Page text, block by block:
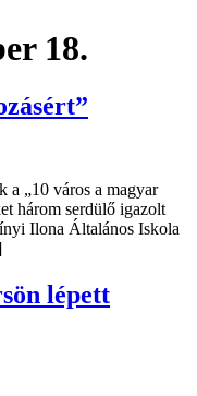
18.
a „10 város a magyar
három serdülő igazolt
Ilona Általános Iskola
lépett